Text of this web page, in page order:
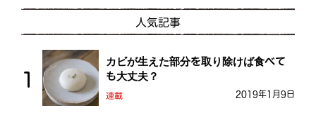
人気記事
カビが生えた部分を取り除けば食べて
も大丈夫？
連載 2019年1月9日